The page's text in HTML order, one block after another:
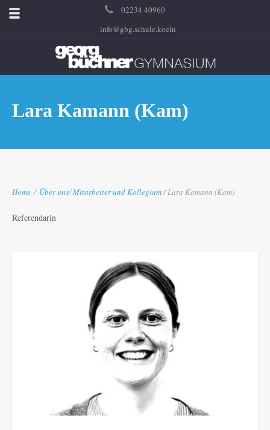
02234 40960
info@gbg.schule.koeln
Lara Kamann (Kam)
Home / Über uns/Mitarbeiter und Kollegium/ Lara Kamann (Kam)
Referendarin